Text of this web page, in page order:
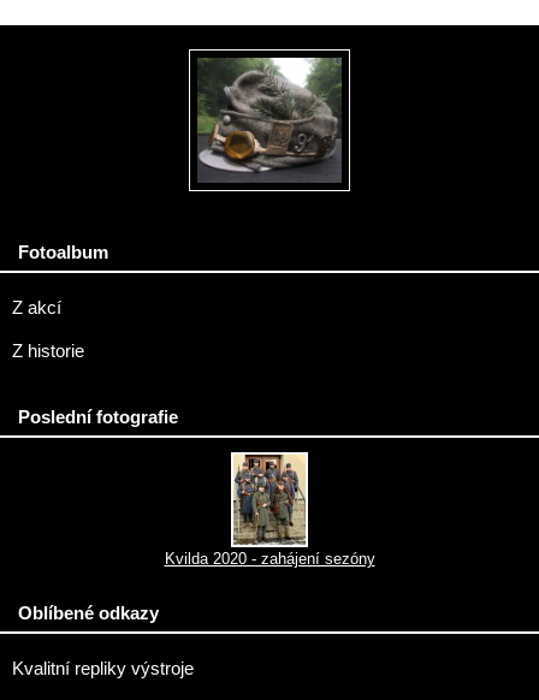
Fotoalbum
Z akcí
Z historie
Poslední fotografie
Kvilda 2020 - zahájení sezóny
Oblíbené odkazy
Kvalitní repliky výstroje